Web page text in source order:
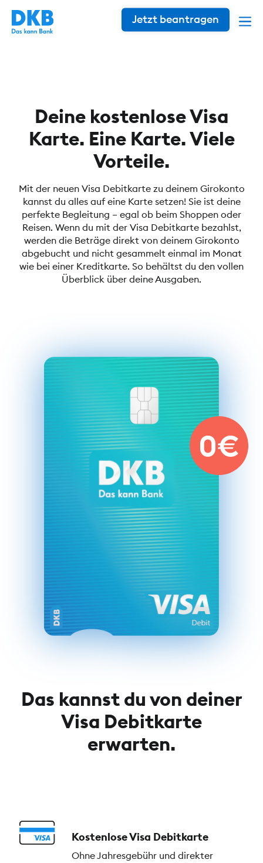
Jetzt beantragen
Deine kostenlose Visa
Karte. Eine Karte. Viele
Vorteile.
Mit der neuen Visa Debitkarte zu deinem Girokonto
kannst du alles auf eine Karte setzen! Sie ist deine
perfekte Begleitung – egal ob beim Shoppen oder
Reisen. Wenn du mit der Visa Debitkarte bezahlst,
werden die Beträge direkt von deinem Girokonto
abgebucht und nicht gesammelt einmal im Monat
wie bei einer Kreditkarte. So behältst du den vollen
Überblick über deine Ausgaben.
Das kannst du von deiner
Visa Debitkarte
erwarten.
Kostenlose Visa Debitkarte
Ohne Jahresgebühr und direkter